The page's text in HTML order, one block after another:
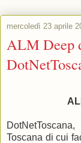
mercoledì 23 aprile
ALM Deep
Toscana di cui